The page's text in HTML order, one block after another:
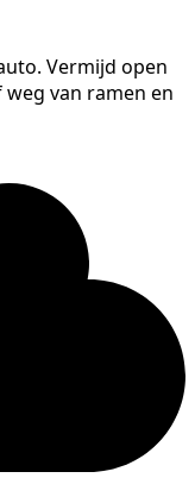
Vermijd open
van ramen en